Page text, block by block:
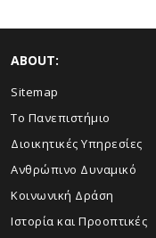
ABOUT:
Sitemap
Το Πανεπιστήμιο
Διοικητικές Υπηρεσίες
Ανθρώπινο Δυναμικό
Κοινωνική Δράση
Ιστορία και Προοπτικές